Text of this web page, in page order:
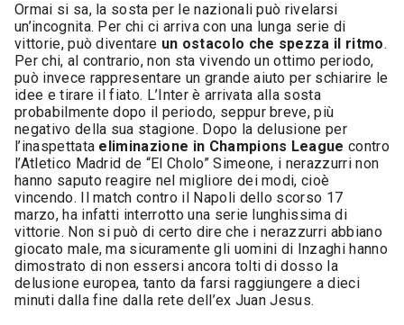
Ormai si sa, la sosta per le nazionali può rivelarsi
un’incognita. Per chi ci arriva con una lunga serie di
vittorie, può diventare un ostacolo che spezza il ritmo.
Per chi, al contrario, non sta vivendo un ottimo periodo,
può invece rappresentare un grande aiuto per schiarire le
idee e tirare il fiato. L’Inter è arrivata alla sosta
probabilmente dopo il periodo, seppur breve, più
negativo della sua stagione. Dopo la delusione per
l’inaspettata eliminazione in Champions League contro
l’Atletico Madrid de “El Cholo” Simeone, i nerazzurri non
hanno saputo reagire nel migliore dei modi, cioè
vincendo. Il match contro il Napoli dello scorso 17
marzo, ha infatti interrotto una serie lunghissima di
vittorie. Non si può di certo dire che i nerazzurri abbiano
giocato male, ma sicuramente gli uomini di Inzaghi hanno
dimostrato di non essersi ancora tolti di dosso la
delusione europea, tanto da farsi raggiungere a dieci
minuti dalla fine dalla rete dell’ex Juan Jesus.